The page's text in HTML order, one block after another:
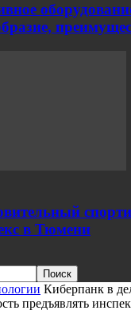
в Тюмени
Киберпанк в
предъявлять